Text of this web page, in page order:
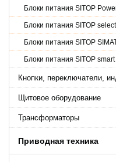
Блоки питания SITOP
Блоки питания SITOP select
Блоки питания SITOP
Блоки питания SITOP smart
Кнопки, переключатели,
Щитовое оборудование
Трансформаторы
Приводная техника